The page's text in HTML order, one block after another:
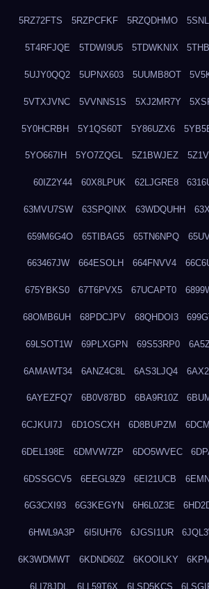
5RZ72FTS 5RZPCFKF 5RZQDHMO
5T4RFJQE 5TDWI9U5 5TDWKNIX
5UJY0QQ2 5UPNX603 5UUMB8OT
5VTXJVNC 5VVNNS1S 5XJ2MR7Y
5Y0HCRBH 5Y1QS60T 5Y86UZX6
5YO667IH 5YO7ZQGL 5Z1BWJEZ
60IZ2Y44 60X8LPUK 62LJGRE8
63MVU7SW 63SPQINX 63WDQUHH
659M6G4O 65TIBAG5 65TN6NPQ
663467JW 664ESOLH 664FNVV4
675YBKS0 67T6PVX5 67UCAPT0
68OMB6UH 68PDCJPV 68QHDOI3
69LSOT1W 69PLXGPN 69S53RP0
6AMAWT34 6ANZ4C8L 6AS3LJQ4
6AYEZFQ7 6B0V87BD 6BA9R10Z
6CJKUI7J 6D1OSCXH 6D8BUPZM
6DEL198E 6DMVW7ZP 6DO5WVEC
6DSSGCV5 6EEGL9Z9 6EI21UCB
6G3CXI93 6G3KEGYN 6H6L0Z3E
6HWL9A3P 6I5IUH76 6JGSI1UR
6K3WDMWT 6KDND60Z 6KOOILKY
6LI78JDL 6LL59T6X 6LSD5KCS